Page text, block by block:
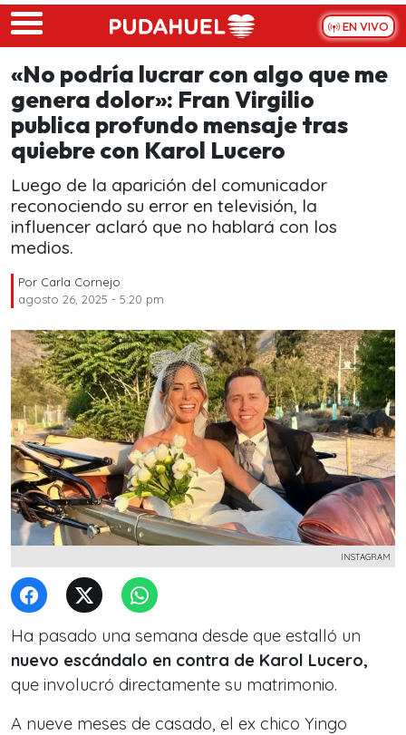
Skip to main content
EN VIVO
«No podría lucrar con algo que me
genera dolor»: Fran Virgilio
publica profundo mensaje tras
quiebre con Karol Lucero
Luego de la aparición del comunicador
reconociendo su error en televisión, la
influencer aclaró que no hablará con los
medios.
Por Carla Cornejo
agosto 26, 2025 - 5:20 pm
INSTAGRAM
Ha pasado una semana desde que estalló un
nuevo escándalo en contra de Karol Lucero,
que involucró directamente su matrimonio.
A nueve meses de casado, el ex chico Yingo